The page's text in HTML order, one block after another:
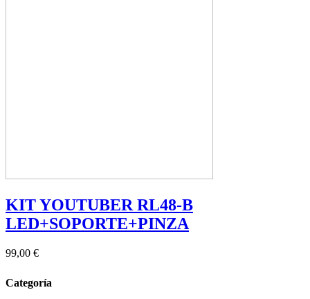
KIT YOUTUBER RL48-B
LED+SOPORTE+PINZA
99,00 €
Categoría